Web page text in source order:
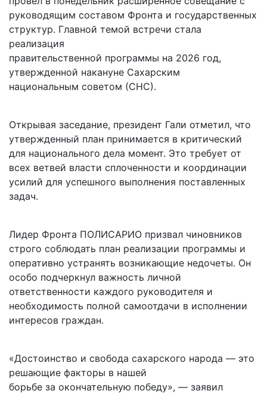
руководящим составом Фронта и государственных
структур. Главной темой встречи стала
реализация
правительственной программы на 2026 год,
утвержденной накануне Сахарским
национальным советом (СНС).
Открывая заседание, президент Гали отметил, что
утвержденный план принимается в критический
для национального дела момент. Это требует от
всех ветвей власти сплоченности и координации
усилий для успешного выполнения поставленных
задач.
Лидер Фронта ПОЛИСАРИО призвал чиновников
строго соблюдать план реализации программы и
оперативно устранять возникающие недочеты. Он
особо подчеркнул важность личной
ответственности каждого руководителя и
необходимость полной самоотдачи в исполнении
интересов граждан.
«Достоинство и свобода сахарского народа — это
решающие факторы в нашей
борьбе за окончательную победу», — заявил